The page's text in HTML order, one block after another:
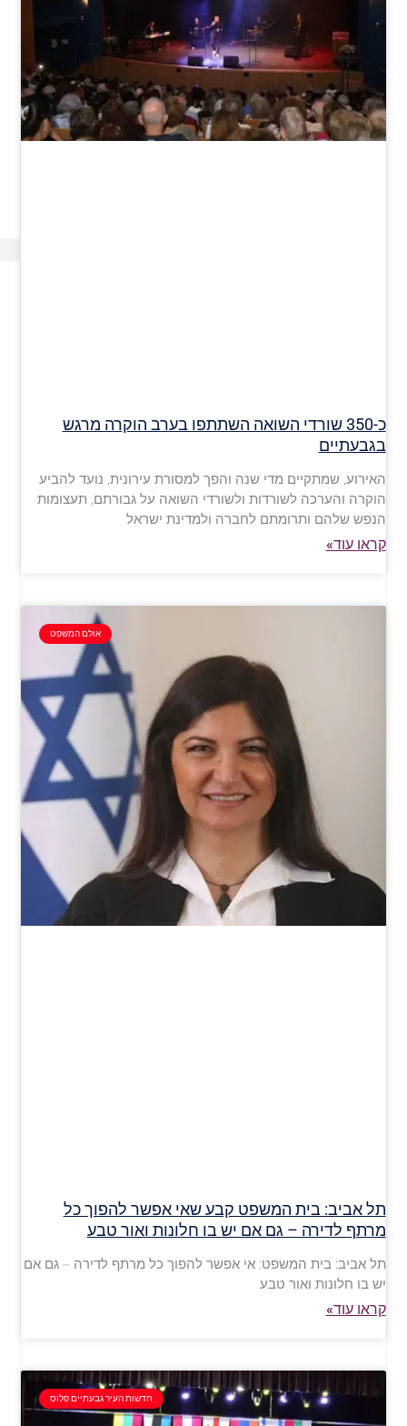
כ-350 שורדי השואה השתתפו בערב הוקרה מרגש
בגבעתיים
האירוע, שמתקיים מדי שנה והפך למסורת עירונית, נועד להביע
הוקרה והערכה לשורדות ולשורדי השואה על גבורתם, תעצומות
הנפש שלהם ותרומתם לחברה ולמדינת ישראל
קראו עוד»
אולם המשפט
תל אביב: בית המשפט קבע שאי אפשר להפוך כל
מרתף לדירה – גם אם יש בו חלונות ואור טבע
תל אביב: בית המשפט: אי אפשר להפוך כל מרתף לדירה – גם אם
יש בו חלונות ואור טבע
קראו עוד»
חדשות העיר גבעתיים פלוס